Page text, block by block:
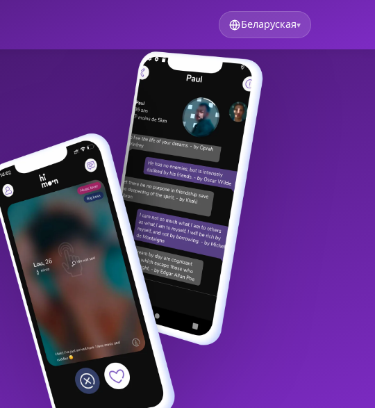
Беларуская▾